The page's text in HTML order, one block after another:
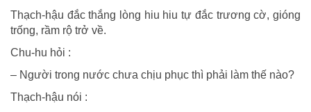
Thạch-hậu đắc thắng lòng hiu hiu tự đắc trương cờ, gióng
trống, rầm rộ trở về.
Chu-hu hỏi :
– Người trong nước chưa chịu phục thì phải làm thế nào?
Thạch-hậu nói :